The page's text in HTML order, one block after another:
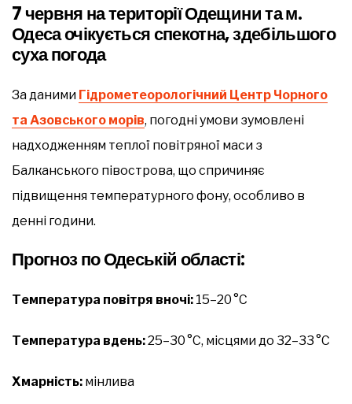
7 червня на території Одещини та м.
Одеса очікується спекотна, здебільшого
суха погода
За даними Гідрометеорологічний Центр Чорного
та Азовського морів, погодні умови зумовлені
надходженням теплої повітряної маси з
Балканського півострова, що спричиняє
підвищення температурного фону, особливо в
денні години.
Прогноз по Одеській області:
Температура повітря вночі: 15–20 °C
Температура вдень:25–30 °C, місцями до 32–33 °C
Хмарність: мінлива